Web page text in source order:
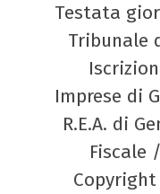
Testata
Tribunale
Imprese di
R.E.A. di
Fiscale